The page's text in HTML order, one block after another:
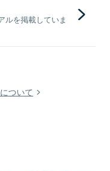
ルを掲載していま
ついて